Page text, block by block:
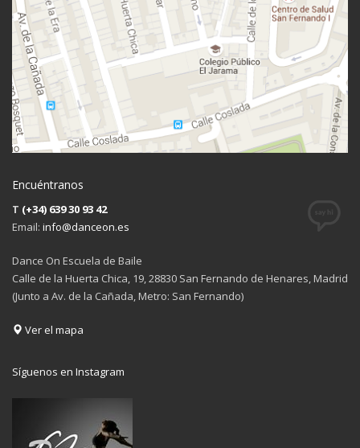
Encuéntranos
T (+34) 639 30 93 42
Email: info@danceon.es
Dance On Escuela de Baile
Calle de la Huerta Chica, 19, 28830 San Fernando de Henares, Madrid
(Junto a Av. de la Cañada, Metro: San Fernando)
Ver el mapa
Síguenos en Instagram